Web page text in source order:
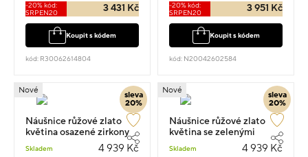
-20% kód:
SRPEN20
3 431 Kč
Koupit s kódem
kód: R30062614804
-20% kód:
SRPEN20
3 951 Kč
Koupit s kódem
kód: N20042602584
sleva
20%
Nové
Náušnice růžové zlato
květina osazené zirkony
visací 1.4cm 1.05g
Skladem 4 939 Kč
sleva
20%
Nové
Náušnice růžové zlato
květina se zelenými
kameny visací 1.4cm 1.05g
Skladem 4 939 Kč